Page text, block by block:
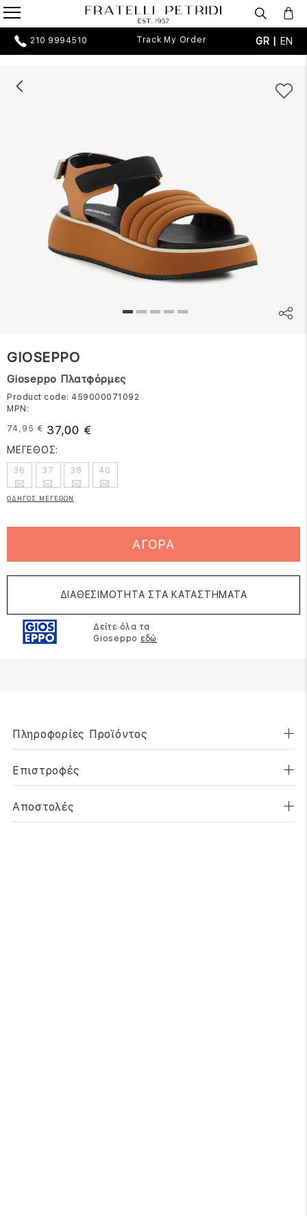
210 9994510 Track My Order GR | EN
GIOSEPPO
Gioseppo Πλατφόρμες
Product code: 459000071092
MPN:
74,95 € 37,00 €
ΜΕΓΕΘΟΣ:
36 37 38 40
ΟΔΗΓΟΣ ΜΕΓΕΘΩΝ
ΑΓΟΡΑ
ΔΙΑΘΕΣΙΜΟΤΗΤΑ ΣΤΑ ΚΑΤΑΣΤΗΜΑΤΑ
Δείτε όλα τα
Gioseppo εδώ
Πληροφορίες Προϊόντος
Επιστροφές
Αποστολές